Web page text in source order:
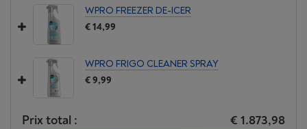
WPRO FREEZER DE-ICER
€ 14,99
WPRO FRIGO CLEANER SPRAY
€ 9,99
Prix total : € 1.873,98